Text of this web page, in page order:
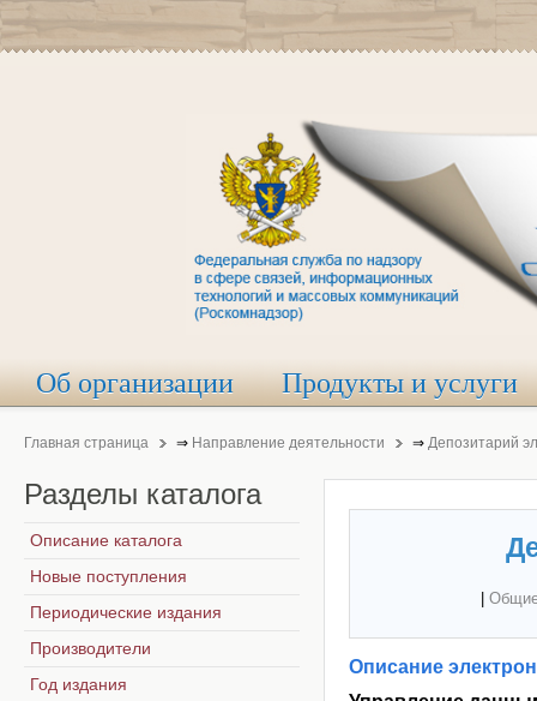
Об организации Продукты и услуги
Главная страница ⇒ Направление деятельности ⇒ Депозитарий
Описание
Разделы каталога
Описание каталога
Новые поступления
Периодические издания
Производители
Год издания